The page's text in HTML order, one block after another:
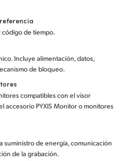
código de tiempo.
Incluye alimentación, datos,
de bloqueo.
compatibles con el visor
accesorio PYXIS Monitor o monitores
suministro de energía, comunicación
de la grabación.